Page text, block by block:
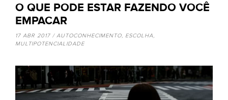
O QUE PODE ESTAR FAZENDO VOCÊ
EMPACAR
17 ABR 2017 / AUTOCONHECIMENTO ESCOLHA
MULTIPOTENCIALIDADE